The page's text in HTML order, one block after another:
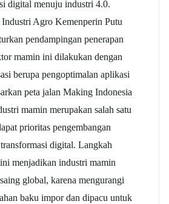
digital menuju industri 4.0.
Agro Kemenperin Putu
pendampingan penerapan
mamin ini dilakukan dengan
berupa pengoptimalan aplikasi
peta jalan Making Indonesia
mamin merupakan salah satu
prioritas pengembangan
digital. Langkah
menjadikan industri mamin
global, karena mengurangi
baku impor dan dipacu untuk